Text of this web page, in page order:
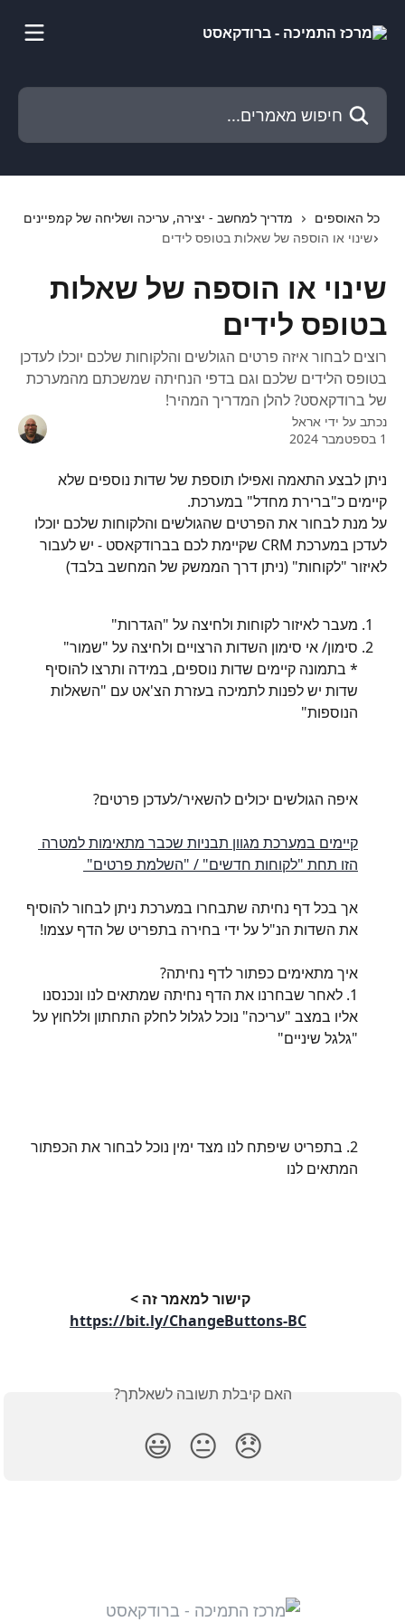
חיפוש מאמרים...
כל האוספים
מדריך למחשב - יצירה, עריכה ושליחה של קמפיינים
שינוי או הוספה של שאלות בטופס לידים
שינוי או הוספה של שאלות
בטופס לידים
רוצים לבחור איזה פרטים הגולשים והלקוחות שלכם יוכלו לעדכן
בטופס הלידים שלכם וגם בדפי הנחיתה שמשכתם מהמערכת
של ברודקאסט? להלן המדריך המהיר!
נכתב על ידי אראל
1 בספטמבר 2024
ניתן לבצע התאמה ואפילו תוספת של שדות נוספים שלא
קיימים כ"ברירת מחדל" במערכת.
על מנת לבחור את הפרטים שהגולשים והלקוחות שלכם יוכלו
לעדכן במערכת CRM שקיימת לכם בברודקאסט - יש לעבור
לאיזור "לקוחות" (ניתן דרך הממשק של המחשב בלבד)
מעבר לאיזור לקוחות ולחיצה על "הגדרות"
סימון/ אי סימון השדות הרצויים ולחיצה על "שמור"
* בתמונה קיימים שדות נוספים, במידה ותרצו להוסיף
שדות יש לפנות לתמיכה בעזרת הצ'אט עם "השאלות
הנוספות"
איפה הגולשים יכולים להשאיר/לעדכן פרטים?
קיימים במערכת מגוון תבניות שכבר מתאימות למטרה
הזו תחת "לקוחות חדשים" / "השלמת פרטים"
אך בכל דף נחיתה שתבחרו במערכת ניתן לבחור להוסיף
את השדות הנ"ל על ידי בחירה בתפריט של הדף עצמו!
איך מתאימים כפתור לדף נחיתה?
1. לאחר שבחרנו את הדף נחיתה שמתאים לנו ונכנסנו
אליו במצב "עריכה" נוכל לגלול לחלק התחתון וללחוץ על
"גלגל שיניים"
2. בתפריט שיפתח לנו מצד ימין נוכל לבחור את הכפתור
המתאים לנו
קישור למאמר זה >
https://bit.ly/ChangeButtons-BC
האם קיבלת תשובה לשאלתך?
😞
😐
😃